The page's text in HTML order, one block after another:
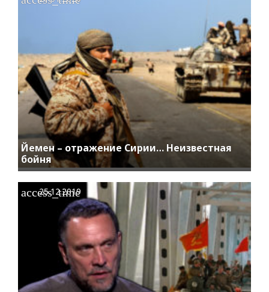
Йемен – отражение Сирии… Неизвестная
бойня
access_time
25.12.2019